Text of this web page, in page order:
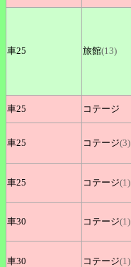
車25 旅館(13)
車25
コテージ
車25 コテージ(3)
車25 コテージ(1)
車30 コテージ(1)
車30 コテージ(1)